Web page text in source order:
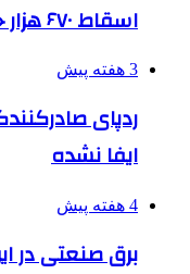
اسقاط ۶۷۰ هزار خودروی فرسوده طی ۳ سال
3 هفته پیش
ردپای
ایفا نشده
4 هفته پیش
برق صنعتی در ایران ۱۵ برابر گران‌تر